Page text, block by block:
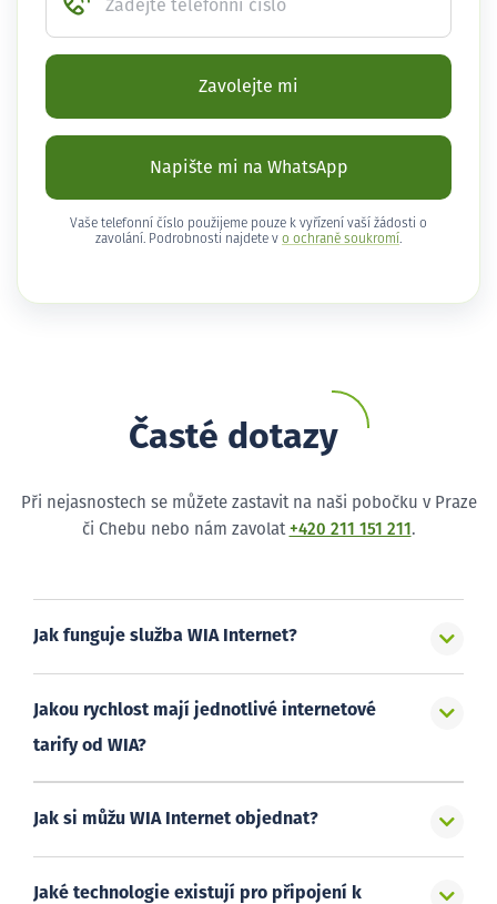
Zadejte telefonní číslo
Zavolejte mi
Napište mi na WhatsApp
Vaše telefonní číslo použijeme pouze k vyřízení vaší žádosti o
zavolání. Podrobnosti najdete v o ochraně soukromí .
Časté dotazy
Při nejasnostech se můžete zastavit na naši pobočku v Praze
či Chebu nebo nám zavolat +420 211 151 211 .
Jak funguje služba WIA Internet?
Jakou rychlost mají jednotlivé internetové
tarify od WIA?
Jak si můžu WIA Internet objednat?
Jaké technologie existují pro připojení k